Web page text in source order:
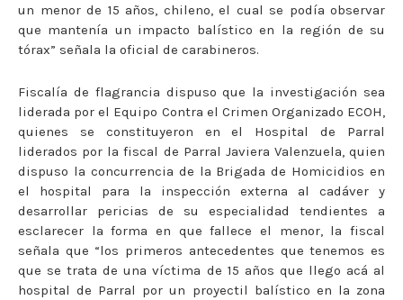
un menor de 15 años, chileno, el cual se podía observar
que mantenía un impacto balístico en la región de su
tórax” señala la oficial de carabineros.
Fiscalía de flagrancia dispuso que la investigación sea
liderada por el Equipo Contra el Crimen Organizado ECOH,
quienes se constituyeron en el Hospital de Parral
liderados por la fiscal de Parral Javiera Valenzuela, quien
dispuso la concurrencia de la Brigada de Homicidios en
el hospital para la inspección externa al cadáver y
desarrollar pericias de su especialidad tendientes a
esclarecer la forma en que fallece el menor, la fiscal
señala que “los primeros antecedentes que tenemos es
que se trata de una víctima de 15 años que llego acá al
hospital de Parral por un proyectil balístico en la zona